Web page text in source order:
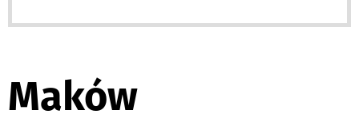
Maków